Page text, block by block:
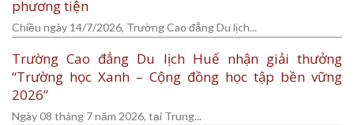
phương tiện
Chiều ngày 14/7/2026, Trường Cao đẳng Du lịch...
Trường Cao đẳng Du lịch Huế nhận giải thưởng
“Trường học Xanh – Cộng đồng học tập bền vững
2026”
Ngày 08 tháng 7 năm 2026, tại Trung...